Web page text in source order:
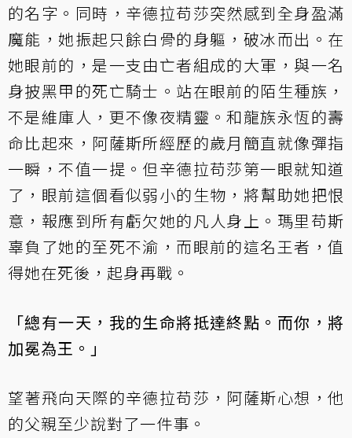
的名字。同時，辛德拉苟莎突然感到全身盈滿
魔能，她振起只餘白骨的身軀，破冰而出。在
她眼前的，是一支由亡者組成的大軍，與一名
身披黑甲的死亡騎士。站在眼前的陌生種族，
不是維庫人，更不像夜精靈。和龍族永恆的壽
命比起來，阿薩斯所經歷的歲月簡直就像彈指
一瞬，不值一提。但辛德拉苟莎第一眼就知道
了，眼前這個看似弱小的生物，將幫助她把恨
意，報應到所有虧欠她的凡人身上。瑪里苟斯
辜負了她的至死不渝，而眼前的這名王者，值
得她在死後，起身再戰。
「總有一天，我的生命將抵達終點。而你，將
加冕為王。」
望著飛向天際的辛德拉苟莎，阿薩斯心想，他
的父親至少說對了一件事。